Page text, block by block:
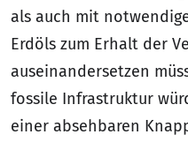
als auch mit
Erdöls zum Erhalt der
auseinandersetzen
fossile Infrastruktur
einer absehbaren